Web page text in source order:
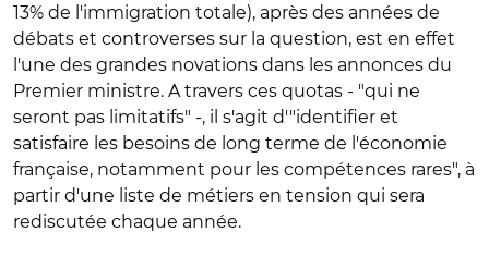
13% de l'immigration totale), après des années de
débats et controverses sur la question, est en effet
l'une des grandes novations dans les annonces du
Premier ministre. A travers ces quotas - "qui ne
seront pas limitatifs" -, il s'agit d'"identifier et
satisfaire les besoins de long terme de l'économie
française, notamment pour les compétences rares", à
partir d'une liste de métiers en tension qui sera
rediscutée chaque année.